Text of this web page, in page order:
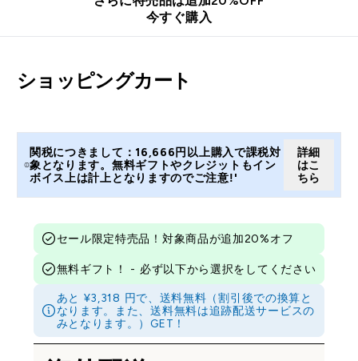
今すぐ購入
ショッピングカート
関税につきまして：16,666円以上購入で課税対
象となります。無料ギフトやクレジットもイン
ボイス上は計上となりますのでご注意!'
詳細
はこ
ちら
セール限定特売品！対象商品が追加20%オフ
無料ギフト！ - 必ず以下から選択をしてください
あと ¥3,318 円で、送料無料（割引後での換算と
なります。また、送料無料は追跡配送サービスの
みとなります。）GET！